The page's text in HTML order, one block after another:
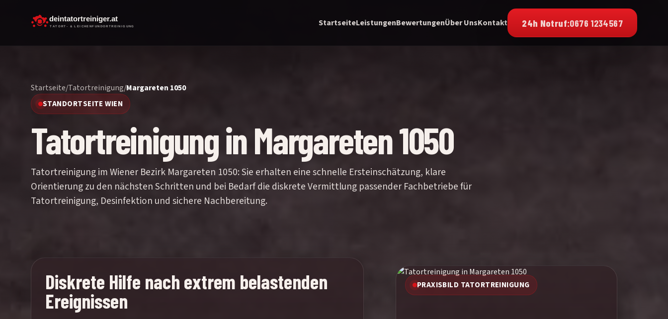
StartseiteLeistungenBewertungenÜber UnsKontakt 24h Notruf:0676 1234567
Startseite/Tatortreinigung/Margareten 1050
STANDORTSEITE WIEN
Tatortreinigung in Margareten 1050
Tatortreinigung im Wiener Bezirk Margareten 1050: Sie erhalten eine schnelle Ersteinschätzung, klare
Orientierung zu den nächsten Schritten und bei Bedarf die diskrete Vermittlung passender Fachbetriebe für
Tatortreinigung, Desinfektion und sichere Nachbereitung.
Diskrete Hilfe nach extrem belastenden
Ereignissen
PRAXISBILD TATORTREINIGUNG